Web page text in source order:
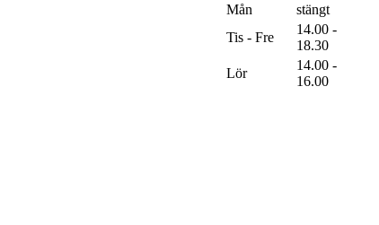
Mån
stängt
Tis - Fre
14.00 -
18.30
Lör
14.00 -
16.00